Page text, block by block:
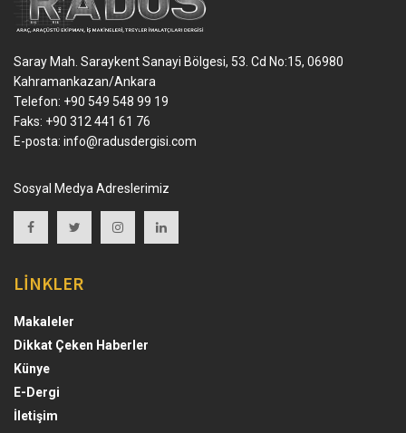
Saray Mah. Saraykent Sanayi Bölgesi, 53. Cd No:15, 06980
Kahramankazan/Ankara
Telefon: +90 549 548 99 19
Faks: +90 312 441 61 76
E-posta: info@radusdergisi.com
Sosyal Medya Adreslerimiz
LİNKLER
Makaleler
Dikkat Çeken Haberler
Künye
E-Dergi
İletişim